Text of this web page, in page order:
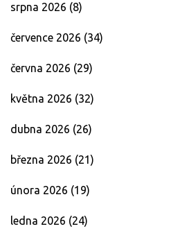
srpna 2026 (8)
července 2026 (34)
června 2026 (29)
května 2026 (32)
dubna 2026 (26)
března 2026 (21)
února 2026 (19)
ledna 2026 (24)